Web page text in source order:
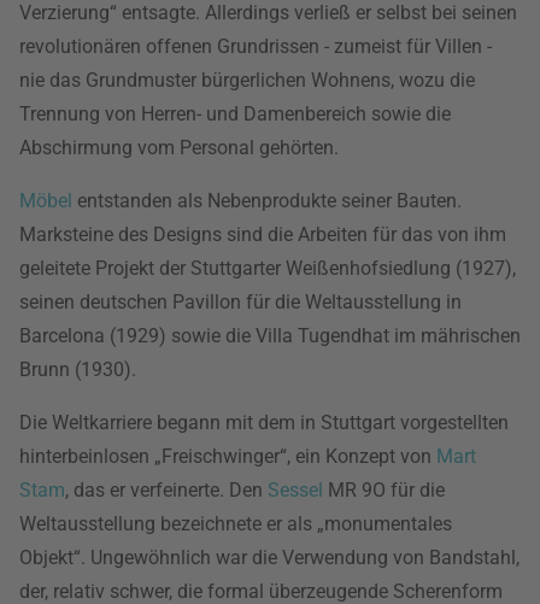
Verzierung“ entsagte. Allerdings verließ er selbst bei seinen
revolutionären offenen Grundrissen - zumeist für Villen -
nie das Grundmuster bürgerlichen Wohnens, wozu die
Trennung von Herren- und Damenbereich sowie die
Abschirmung vom Personal gehörten.
Möbel entstanden als Nebenprodukte seiner Bauten.
Marksteine des Designs sind die Arbeiten für das von ihm
geleitete Projekt der Stuttgarter Weißenhofsiedlung (1927),
seinen deutschen Pavillon für die Weltausstellung in
Barcelona (1929) sowie die Villa Tugendhat im mährischen
Brunn (1930).
Die Weltkarriere begann mit dem in Stuttgart vorgestellten
hinterbeinlosen „Freischwinger“, ein Konzept von Mart
Stam, das er verfeinerte. Den Sessel MR 9O für die
Weltausstellung bezeichnete er als „monumentales
Objekt“. Ungewöhnlich war die Verwendung von Bandstahl,
der, relativ schwer, die formal überzeugende Scherenform